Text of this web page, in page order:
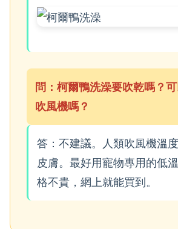
問：柯爾鴨洗澡要吹乾嗎？
吹風機嗎？
答：不建議。人類吹風機溫
皮膚。最好用寵物專用的低
格不貴，網上就能買到。